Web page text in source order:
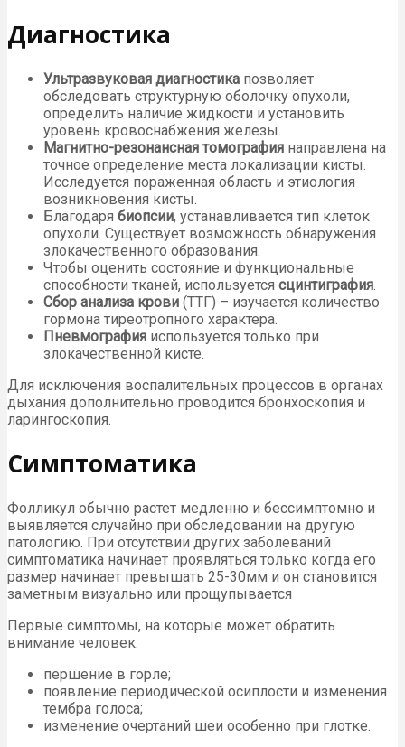
Диагностика
Ультразвуковая диагностика позволяет
обследовать структурную оболочку опухоли,
определить наличие жидкости и установить
уровень кровоснабжения железы.
Магнитно-резонансная томография направлена на
точное определение места локализации кисты.
Исследуется пораженная область и этиология
возникновения кисты.
Благодаря биопсии, устанавливается тип клеток
опухоли. Существует возможность обнаружения
злокачественного образования.
Чтобы оценить состояние и функциональные
способности тканей, используется сцинтиграфия
Сбор анализа крови (ТТГ) – изучается количество
гормона тиреотропного характера.
Пневмография используется только при
злокачественной кисте.
Для исключения воспалительных процессов в органах
дыхания дополнительно проводится бронхоскопия и
ларингоскопия.
Симптоматика
Фолликул обычно растет медленно и бессимптомно и
выявляется случайно при обследовании на другую
патологию. При отсутствии других заболеваний
симптоматика начинает проявляться только когда его
размер начинает превышать 25-30мм и он становится
заметным визуально или прощупывается
Первые симптомы, на которые может обратить
внимание человек:
першение в горле;
появление периодической осиплости и изменения
тембра голоса;
изменение очертаний шеи особенно при глотке.